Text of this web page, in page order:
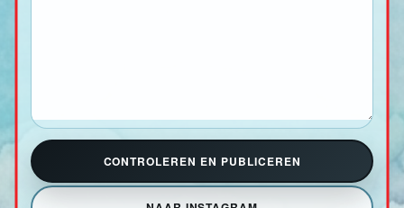
CONTROLEREN EN PUBLICEREN